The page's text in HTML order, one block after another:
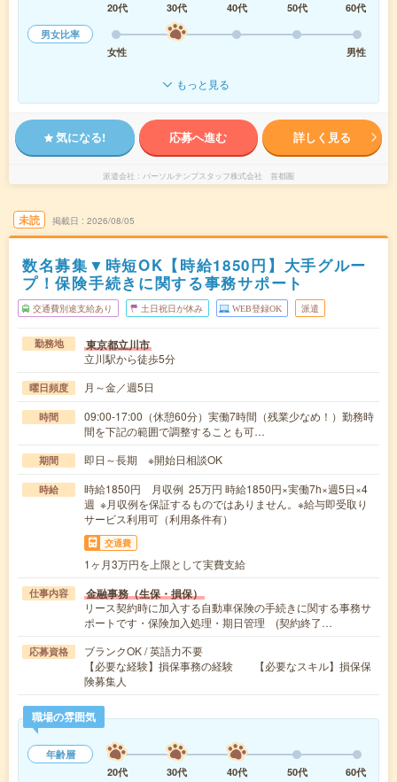
20代
30代 40代 50代
60代
男女比率
女性
男性
もっと見る
気になる! 応募へ進む 詳しく見る
派遣会社 パーソルテンプスタッフ株式会社 首都圏
未読 掲載日 2026/08/05
数名募集▼時短OK【時給1850円】大手グルー
プ！保険手続きに関する事務サポート
交通費別途支給あり 土日祝日が休み WEB登録OK 派遣
勤務地 東京都立川市
立川駅から徒歩5分
曜日頻度 月～金／週5日
時間
09:00-17:00（休憩60分）実働7時間（残業少なめ！）勤務時
間を下記の範囲で調整することも可…
期間 即日～長期 ※開始日相談OK
時給
時給1850円 月収例 25万円 時給1850円×実働7h×週5日×4
週 ※月収例を保証するものではありません。※給与即受取り
サービス利用可（利用条件有）
交通費
1ヶ月3万円を上限として実費支給
仕事内容 金融事務（生保・損保）
リース契約時に加入する自動車保険の手続きに関する事務サ
ポートです・保険加入処理・期日管理 (契約終了…
応募資格
ブランクOK / 英語力不要
【必要な経験】損保事務の経験 【必要なスキル】損保保
険募集人
職場の雰囲気
年齢層
20代
30代 40代 50代 60代